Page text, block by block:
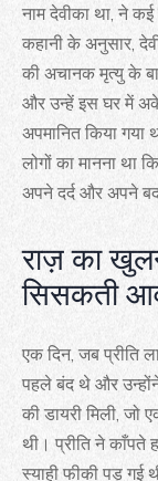
नाम देवीका था, ने
कहानी के अनुसार,
की अचानक मृत्यु के
और उन्हें इस घर में
अपमानित किया
लोगों का मानना था
अपने दर्द और अपने
राज़ का
सिसकती
एक दिन, जब प्रीति
पहले बंद थे और
की डायरी मिली, जो
थी। प्रीति ने
स्याही फीकी पड़ गई